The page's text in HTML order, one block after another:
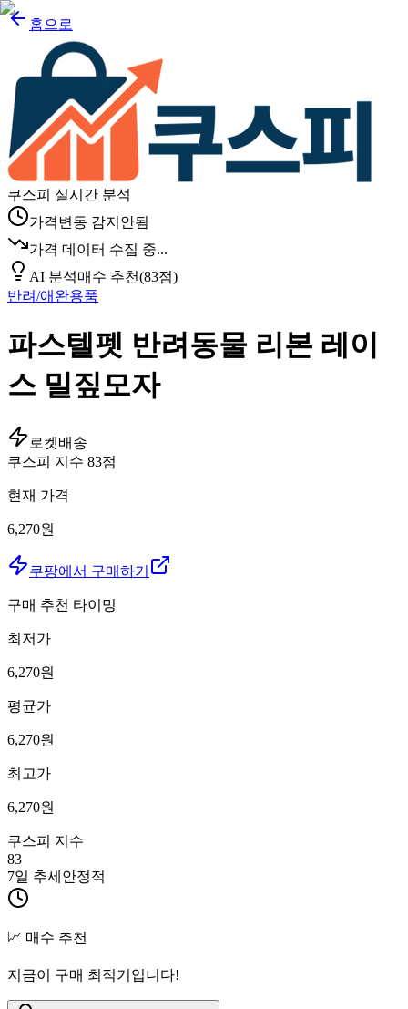
홈으로
쿠스피 실시간 분석
가격변동 감지안됨
가격 데이터 수집 중...
AI 분석매수 추천(83점)
반려/애완용품
파스텔펫 반려동물 리본 레이
스 밀짚모자
로켓배송
쿠스피 지수 83점
현재 가격
6,270원
쿠팡에서 구매하기
구매 추천 타이밍
최저가
6,270원
평균가
6,270원
최고가
6,270원
쿠스피 지수
83
7일 추세 안정적
📈 매수 추천
지금이 구매 최적기입니다!